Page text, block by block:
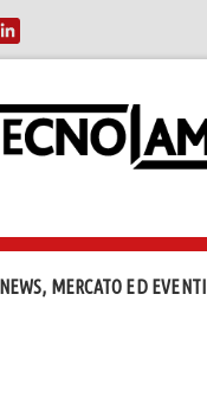
NEWS, MERCATO ED EVENTI